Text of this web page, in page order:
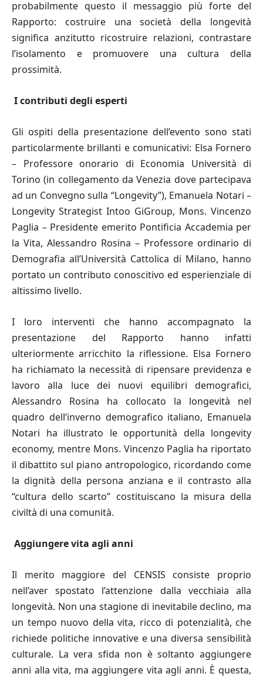
probabilmente questo il messaggio più forte del
Rapporto: costruire una società della longevità
significa anzitutto ricostruire relazioni, contrastare
l’isolamento e promuovere una cultura della
prossimità.
I contributi degli esperti
Gli ospiti della presentazione dell’evento sono stati
particolarmente brillanti e comunicativi: Elsa Fornero
– Professore onorario di Economia Università di
Torino (in collegamento da Venezia dove partecipava
ad un Convegno sulla “Longevity”), Emanuela Notari –
Longevity Strategist Intoo GiGroup, Mons. Vincenzo
Paglia – Presidente emerito Pontificia Accademia per
la Vita, Alessandro Rosina – Professore ordinario di
Demografia all’Università Cattolica di Milano, hanno
portato un contributo conoscitivo ed esperienziale di
altissimo livello.
I loro interventi che hanno accompagnato la
presentazione del Rapporto hanno infatti
ulteriormente arricchito la riflessione. Elsa Fornero
ha richiamato la necessità di ripensare previdenza e
lavoro alla luce dei nuovi equilibri demografici,
Alessandro Rosina ha collocato la longevità nel
quadro dell’inverno demografico italiano, Emanuela
Notari ha illustrato le opportunità della longevity
economy, mentre Mons. Vincenzo Paglia ha riportato
il dibattito sul piano antropologico, ricordando come
la dignità della persona anziana e il contrasto alla
“cultura dello scarto” costituiscano la misura della
civiltà di una comunità.
Aggiungere vita agli anni
Il merito maggiore del CENSIS consiste proprio
nell’aver spostato l’attenzione dalla vecchiaia alla
longevità. Non una stagione di inevitabile declino, ma
un tempo nuovo della vita, ricco di potenzialità, che
richiede politiche innovative e una diversa sensibilità
culturale. La vera sfida non è soltanto aggiungere
anni alla vita, ma aggiungere vita agli anni. È questa,